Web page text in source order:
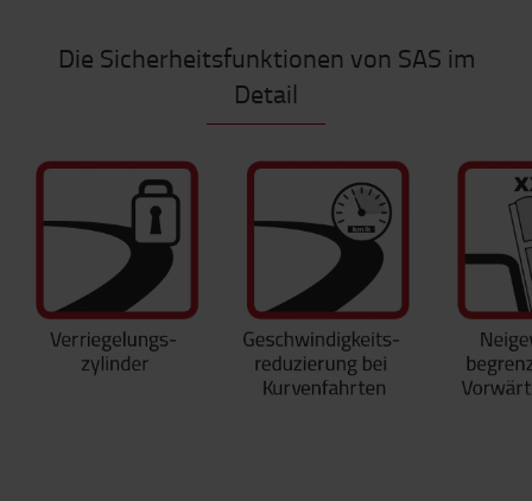
Die Sicherheitsfunktionen von SAS im
Detail